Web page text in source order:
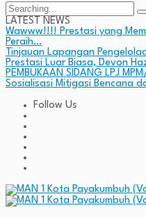
Search
for:
LATEST NEWS
Wawww!!!! Prestasi yang
Peraih…
Tinjauan Lapangan
Prestasi Luar Biasa, Devon
PEMBUKAAN SIDANG LPJ
Sosialisasi Mitigasi Bencana
Follow Us